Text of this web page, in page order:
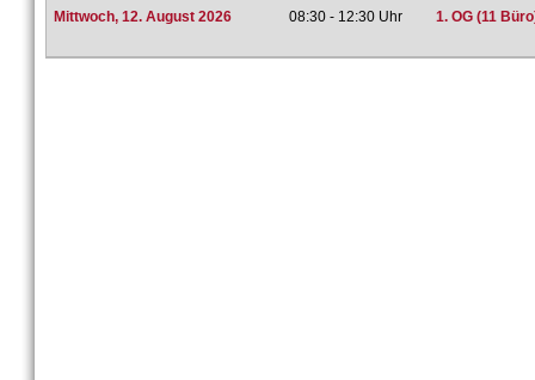
Mittwoch, 12. August 2026 08:30 - 12:30 Uhr 1. OG (11